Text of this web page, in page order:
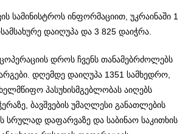
სამინისტროს ინფორმაციით, უკრაინაში 1
დაიღუპა და 3 825 დაიჭრა.
დროს ჩვენს თანამებრძოლებს
დღემდე დაიღუპა 1351 სამხედრო,
პასუხისმგებლობას აიღებს
ბავშვების უმაღლესი განათლების
სრულად დაფარვაზე და საბინაო საკითხის